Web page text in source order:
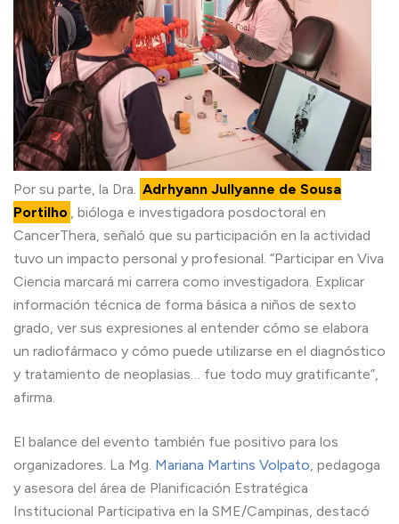
Por su parte, la Dra. Adrhyann Jullyanne de Sousa
Portilho , bióloga e investigadora posdoctoral en
CancerThera, señaló que su participación en la actividad
tuvo un impacto personal y profesional. “Participar en Viva
Ciencia marcará mi carrera como investigadora. Explicar
información técnica de forma básica a niños de sexto
grado, ver sus expresiones al entender cómo se elabora
un radiofármaco y cómo puede utilizarse en el diagnóstico
y tratamiento de neoplasias… fue todo muy gratificante”,
afirma.
El balance del evento también fue positivo para los
organizadores. La Mg. Mariana Martins Volpato, pedagoga
y asesora del área de Planificación Estratégica
Institucional Participativa en la SME/Campinas, destacó